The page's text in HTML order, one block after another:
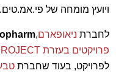
ויועץ מומחה של פי.אמ.טים.
לחברת ניאופארם,
פרויקטים בעזרת MS PROJECT
לפרויקט, בעוד שחברת